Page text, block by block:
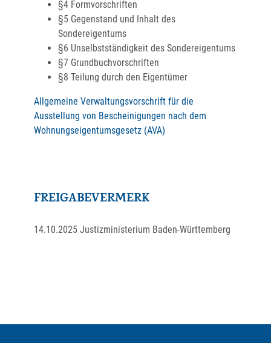
§4 Formvorschriften
§5 Gegenstand und Inhalt des
Sondereigentums
§6 Unselbstständigkeit des Sondereigentums
§7 Grundbuchvorschriften
§8 Teilung durch den Eigentümer
Allgemeine Verwaltungsvorschrift für die
Ausstellung von Bescheinigungen nach dem
Wohnungseigentumsgesetz (AVA)
FREIGABEVERMERK
14.10.2025 Justizministerium Baden-Württemberg